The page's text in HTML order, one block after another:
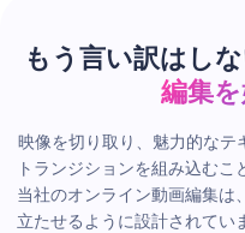
もう言い訳はし
編集
映像を切り取り、魅力的なテ
トランジションを組み込むこ
当社のオンライン動画編集は
立たせるように設計されてい